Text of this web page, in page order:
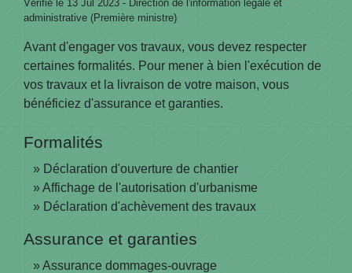
Vérifié le 13 Jul 2023 - Direction de l'information légale et
administrative (Première ministre)
Avant d'engager vos travaux, vous devez respecter
certaines formalités. Pour mener à bien l'exécution de
vos travaux et la livraison de votre maison, vous
bénéficiez d'assurance et garanties.
Formalités
Déclaration d'ouverture de chantier
Affichage de l'autorisation d'urbanisme
Déclaration d'achèvement des travaux
Assurance et garanties
Assurance dommages-ouvrage